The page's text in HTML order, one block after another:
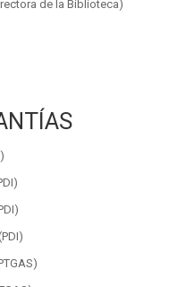
de la Biblioteca)